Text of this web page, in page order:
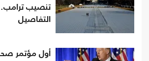
تنصيب
التفاصيل
أول مؤتمر